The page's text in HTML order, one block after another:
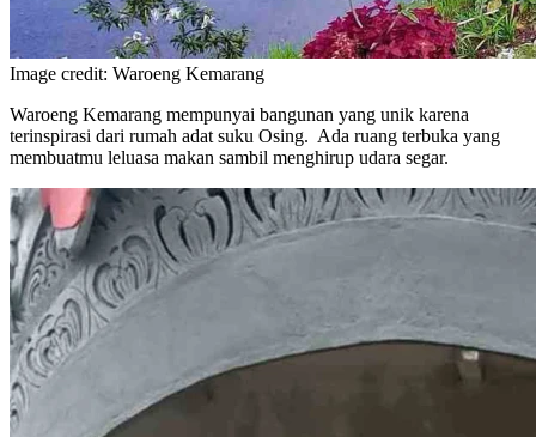
Image credit: Waroeng Kemarang
Waroeng Kemarang mempunyai bangunan yang unik karena
terinspirasi dari rumah adat suku Osing. Ada ruang terbuka yang
membuatmu leluasa makan sambil menghirup udara segar.